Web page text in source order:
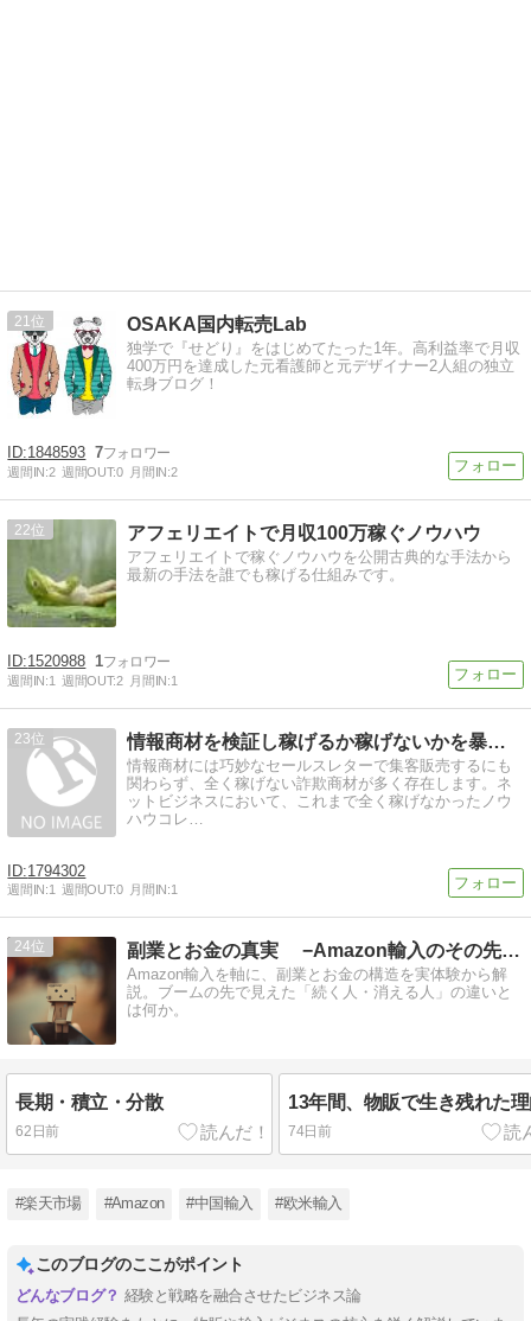
21 OSAKA国内転売Lab
独学で『せどり』をはじめてたった1年。高利益率で月収
400万円を達成した元看護師と元デザイナー2人組の独立
転身ブログ！
1848593 7
週間IN:2 週間OUT:0 月間IN:2
22 アフェリエイトで月収100万稼ぐノウハウ
アフェリエイトで稼ぐノウハウを公開古典的な手法から
最新の手法を誰でも稼げる仕組みです。
1520988 1
週間IN:1 週間OUT:2 月間IN:1
23 情報商材を検証し稼げるか稼げないかを暴露しているサイトのま…
情報商材には巧妙なセールスレターで集客販売するにも
関わらず、全く稼げない詐欺商材が多く存在します。ネ
ットビジネスにおいて、これまで全く稼げなかったノウ
ハウコレ…
1794302
週間IN:1 週間OUT:0 月間IN:1
24 副業とお金の真実 −Amazon輸入のその先へ−
Amazon輸入を軸に、副業とお金の構造を実体験から解
説。ブームの先で見えた「続く人・消える人」の違いと
は何か。
長期・積立・分散
62日前
13年間、物販で生き残れた
74日前
#楽天市場 #Amazon #中国輸入 #欧米輸入
このブログのここがポイント
経験と戦略を融合させたビジネス論